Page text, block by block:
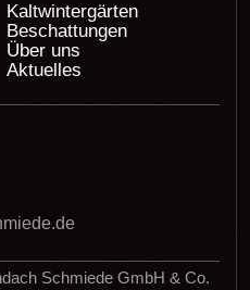
Kaltwintergärten
Beschattungen
Über uns
Aktuelles
Schmiede GmbH & Co.